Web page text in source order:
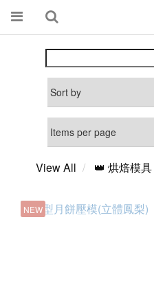
View All 👑 烘焙模具
NEW